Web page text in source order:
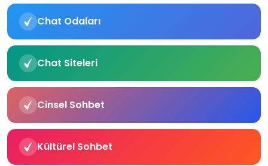
Chat Odaları
Chat Siteleri
Cinsel Sohbet
Kültürel Sohbet